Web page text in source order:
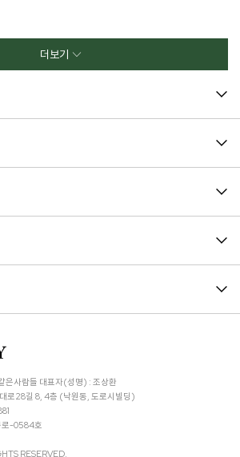
더보기
은사람들 대표자(성명) : 조상환
로28길 8, 4층 (낙원동, 도로시빌딩)
로-0584호
RESERVED.